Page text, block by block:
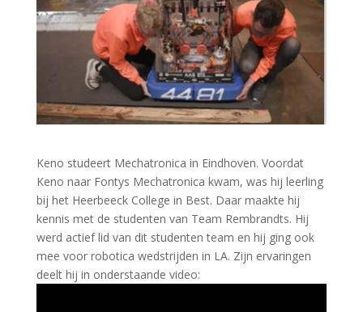
Keno studeert Mechatronica in Eindhoven. Voordat
Keno naar Fontys Mechatronica kwam, was hij leerling
bij het Heerbeeck College in Best. Daar maakte hij
kennis met de studenten van Team Rembrandts. Hij
werd actief lid van dit studenten team en hij ging ook
mee voor robotica wedstrijden in LA. Zijn ervaringen
deelt hij in onderstaande video: